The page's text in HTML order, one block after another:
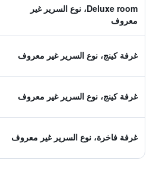
Deluxe room، نوع السرير غير
معروف
غرفة كينج، نوع السرير غير معروف
غرفة كينج، نوع السرير غير معروف
غرفة فاخرة، نوع السرير غير معروف